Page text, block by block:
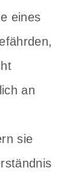
eines
an
sie